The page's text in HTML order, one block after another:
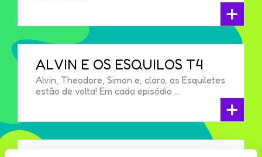
+
ALVIN E OS ESQUILOS T4
Alvin, Theodore, Simon e, claro, as Esquiletes
estão de volta! Em cada episódio ...
+